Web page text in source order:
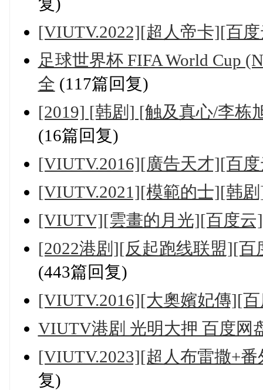
[VIUTV.2022][超人帝卡][百
足球世界杯 FIFA World Cup
全 (117篇回复)
[2019] [韩剧] [触及真心/李栋
(16篇回复)
[VIUTV.2016][廣告天才][百
[VIUTV.2021][模範的士][韩
[VIUTV][雲畫的月光][百度云
[2022港剧][反起跑线联盟][
(443篇回复)
[VIUTV.2016][大奧嬪妃傳][
VIUTV港剧 光明大押 百度网
[VIUTV.2023][超人布雷撒+
复)